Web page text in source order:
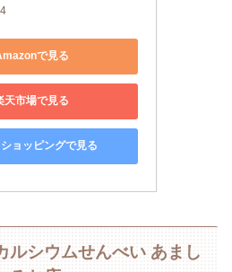
で見る
天市場で見る
ョッピングで見る
ルシウムせんべい あまし